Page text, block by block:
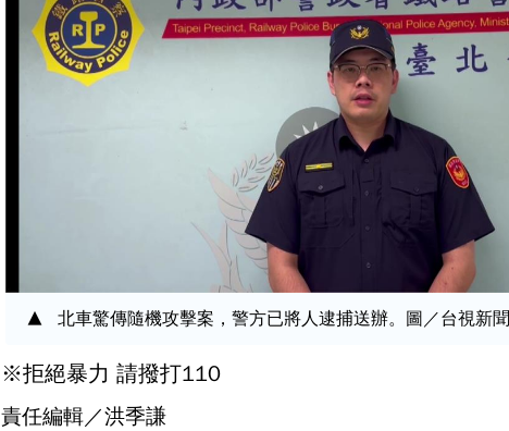
北車驚傳隨機攻擊案，警方已將人逮捕送辦。圖／台視新聞
※拒絕暴力 請撥打110
責任編輯／洪季謙